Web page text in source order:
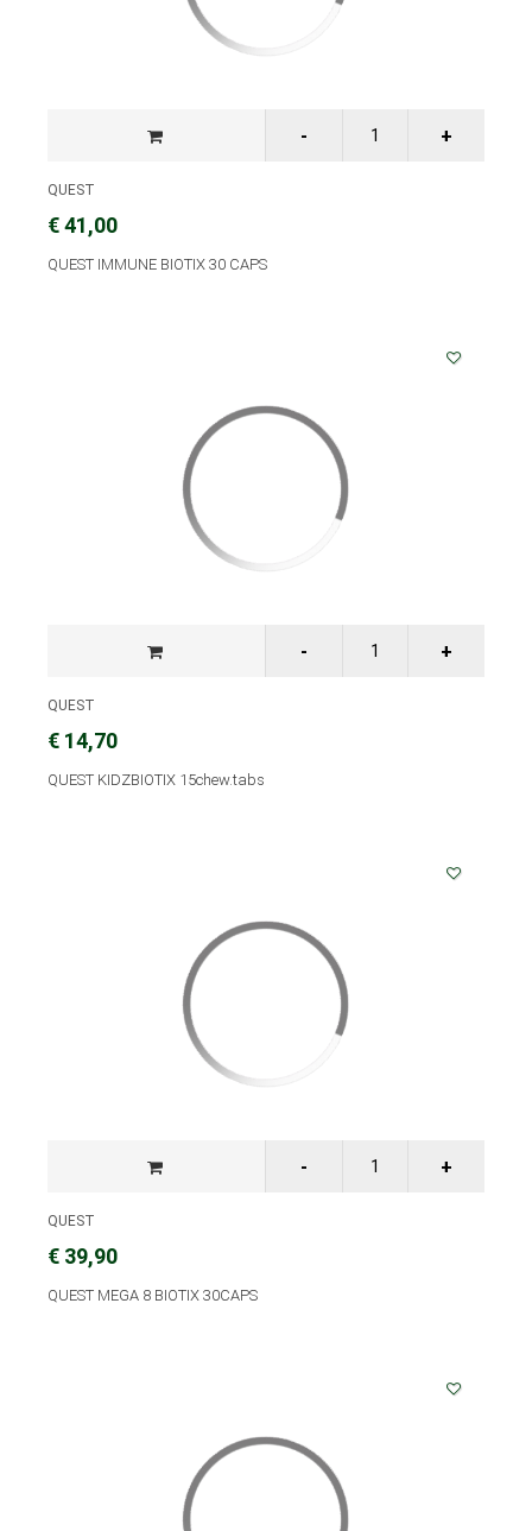
QUEST
€ 41,00
QUEST IMMUNE BIOTIX 30 CAPS
QUEST
€ 14,70
QUEST KIDZBIOTIX 15chew.tabs
QUEST
€ 39,90
QUEST MEGA 8 BIOTIX 30CAPS